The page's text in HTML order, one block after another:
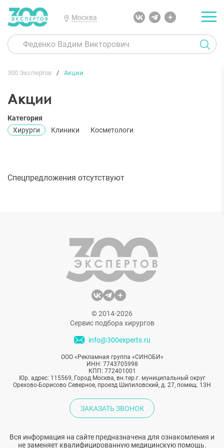
Москва
300 Экспертов Акции
Акции
Категория
Хирурги
Клиники Косметологи
Спецпредложения отсутствуют
© 2014-2026
Сервис подбора хирургов
info@300experts.ru
ООО «Рекламная группа «СИНОБИ»
ИНН: 7743705998
КПП: 772401001
Юр. адрес: 115569, Город Москва, вн.тер.г. муниципальный округ
Орехово-Борисово Северное, проезд Шипиловский, д. 27, помещ. 13Н
ЗАКАЗАТЬ ЗВОНОК
Вся информация на сайте предназначена для ознакомления и
не заменяет квалифицированную медицинскую помощь.